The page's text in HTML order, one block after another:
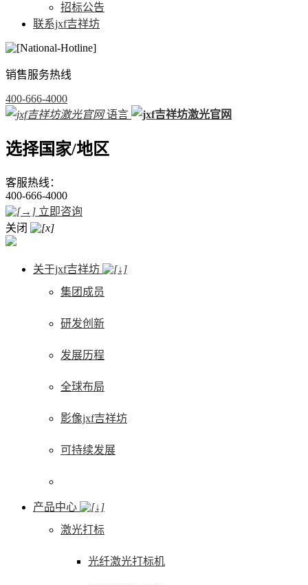
招标公告
联系jxf吉祥坊
销售服务热线
400-666-4000
语言
选择国家/地区
客服热线：
400-666-4000
立即咨询
关闭
关于jxf吉祥坊
集团成员
研发创新
发展历程
全球布局
影像jxf吉祥坊
可持续发展
产品中心
激光打标
光纤激光打标机